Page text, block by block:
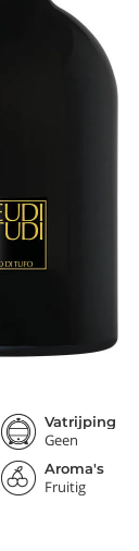
Vatrijping
Geen
Aroma's
Fruitig